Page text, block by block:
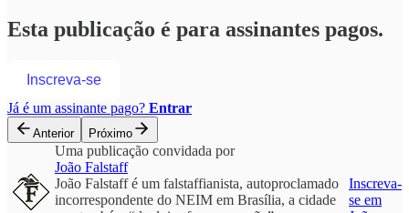
Esta publicação é para assinantes pagos.
Inscreva-se
Já é um assinante pago? Entrar
Anterior Próximo
Uma publicação convidada por
João Falstaff
João Falstaff é um falstaffianista, autoproclamado
incorrespondente do NEIM em Brasília, a cidade
Inscreva-
se em